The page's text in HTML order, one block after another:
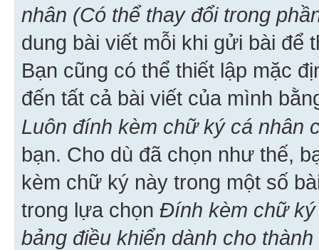
nhân (Có thể thay đổi trong
dung bài viết mỗi khi gửi bài để
Bạn cũng có thể thiết lập mặc
đến tất cả bài viết của mình
Luôn đính kèm chữ ký cá nhân
bạn. Cho dù đã chọn như thế,
kèm chữ ký này trong một số
trong lựa chọn Đính kèm chữ
bảng điều khiển dành cho